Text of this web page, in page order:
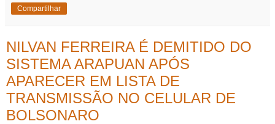
Compartilhar
NILVAN FERREIRA É DEMITIDO DO
SISTEMA ARAPUAN APÓS
APARECER EM LISTA DE
TRANSMISSÃO NO CELULAR DE
BOLSONARO